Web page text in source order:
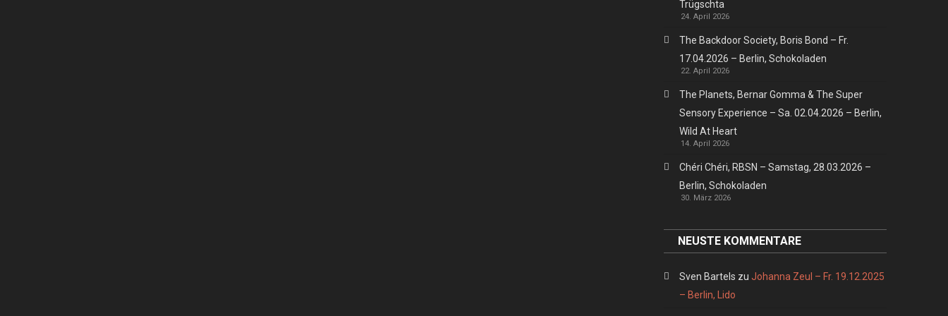
Trügschta
24. April 2026
The Backdoor Society, Boris Bond – Fr.
17.04.2026 – Berlin, Schokoladen
22. April 2026
The Planets, Bernar Gomma & The Super
Sensory Experience – Sa. 02.04.2026 – Berlin,
Wild At Heart
14. April 2026
Chéri Chéri, RBSN – Samstag, 28.03.2026 –
Berlin, Schokoladen
30. März 2026
NEUSTE KOMMENTARE
Sven Bartels zuJohanna Zeul – Fr. 19.12.2025
– Berlin, Lido